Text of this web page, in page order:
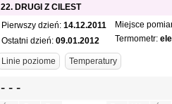
22. DRUGI Z CILEST
Pierwszy dzień: 14.12.2011
Ostatni dzień: 09.01.2012
Miejsce
Termometr: